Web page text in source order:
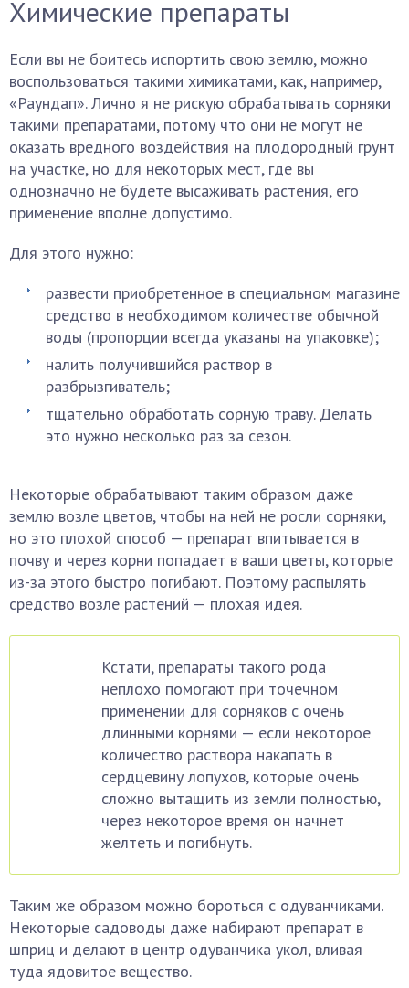
Химические препараты
Если вы не боитесь испортить свою землю, можно
воспользоваться такими химикатами, как, например,
«Раундап». Лично я не рискую обрабатывать сорняки
такими препаратами, потому что они не могут не
оказать вредного воздействия на плодородный грунт
на участке, но для некоторых мест, где вы
однозначно не будете высаживать растения, его
применение вполне допустимо.
Для этого нужно:
развести приобретенное в специальном магазине
средство в необходимом количестве обычной
воды (пропорции всегда указаны на упаковке);
налить получившийся раствор в
разбрызгиватель;
тщательно обработать сорную траву. Делать
это нужно несколько раз за сезон.
Некоторые обрабатывают таким образом даже
землю возле цветов, чтобы на ней не росли сорняки,
но это плохой способ — препарат впитывается в
почву и через корни попадает в ваши цветы, которые
из-за этого быстро погибают. Поэтому распылять
средство возле растений — плохая идея.
Кстати, препараты такого рода
неплохо помогают при точечном
применении для сорняков с очень
длинными корнями — если некоторое
количество раствора накапать в
сердцевину лопухов, которые очень
сложно вытащить из земли полностью,
через некоторое время он начнет
желтеть и погибнуть.
Таким же образом можно бороться с одуванчиками.
Некоторые садоводы даже набирают препарат в
шприц и делают в центр одуванчика укол, вливая
туда ядовитое вещество.